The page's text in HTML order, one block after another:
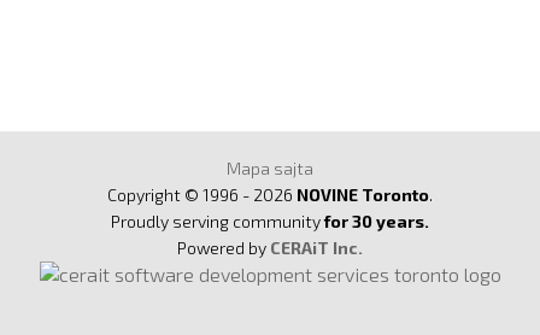
Mapa sajta
Copyright © 1996 - 2026 NOVINE Toronto.
Proudly serving communityfor 30 years.
Powered by CERAiT Inc.